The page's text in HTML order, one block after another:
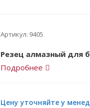
Артикул: 9405
Резец алмазный для
Подробнее
Цену уточняйте у